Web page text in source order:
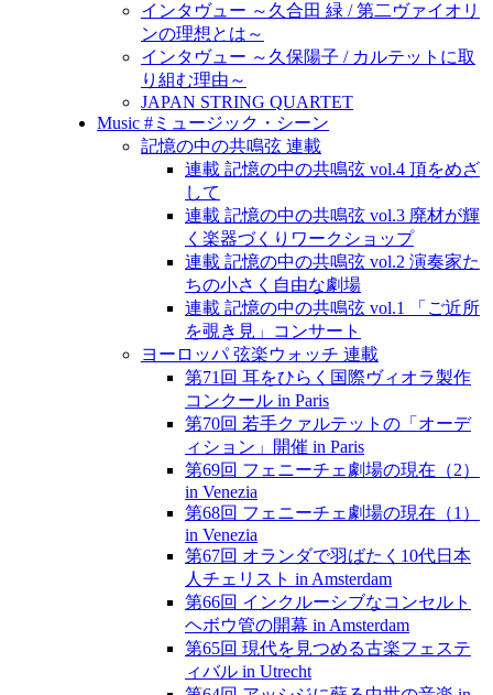
インタヴュー ～久合田 緑 / 第二ヴァイオリ
ンの理想とは～
インタヴュー ～久保陽子 / カルテットに取
り組む理由～
JAPAN STRING QUARTET
Music #ミュージック・シーン
記憶の中の共鳴弦 連載
連載 記憶の中の共鳴弦 vol.4 頂をめざ
して
連載 記憶の中の共鳴弦 vol.3 廃材が輝
く楽器づくりワークショップ
連載 記憶の中の共鳴弦 vol.2 演奏家た
ちの小さく自由な劇場
連載 記憶の中の共鳴弦 vol.1 「ご近所
を覗き見」コンサート
ヨーロッパ 弦楽ウォッチ 連載
第71回 耳をひらく国際ヴィオラ製作
コンクール in Paris
第70回 若手クァルテットの「オーデ
ィション」開催 in Paris
第69回 フェニーチェ劇場の現在（2）
in Venezia
第68回 フェニーチェ劇場の現在（1）
in Venezia
第67回 オランダで羽ばたく10代日本
人チェリスト in Amsterdam
第66回 インクルーシブなコンセルト
ヘボウ管の開幕 in Amsterdam
第65回 現代を見つめる古楽フェステ
ィバル in Utrecht